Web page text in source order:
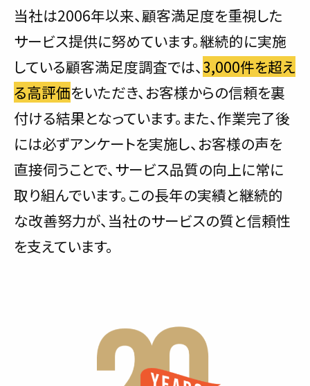
当社は2006年以来、顧客満足度を重視した
サービス提供に努めています。継続的に実施
している顧客満足度調査では、3,000件を超え
る高評価をいただき、お客様からの信頼を裏
付ける結果となっています。また、作業完了後
には必ずアンケートを実施し、お客様の声を
直接伺うことで、サービス品質の向上に常に
取り組んでいます。この長年の実績と継続的
な改善努力が、当社のサービスの質と信頼性
を支えています。